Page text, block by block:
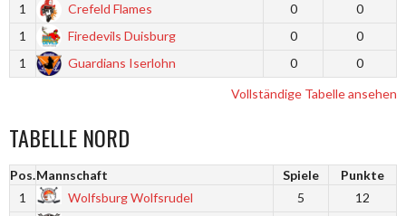
1
Crefeld Flames 0
0
1
Firedevils Duisburg 0
0
1
Guardians Iserlohn 0
0
Vollständige Tabelle ansehen
TABELLE NORD
Pos.Mannschaft Spiele
Punkte
1
Wolfsburg Wolfsrudel 5
12